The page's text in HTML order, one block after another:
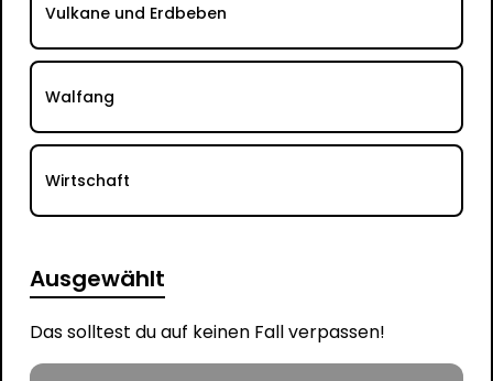
Vulkane und Erdbeben
Walfang
Wirtschaft
Ausgewählt
Das solltest du auf keinen Fall verpassen!